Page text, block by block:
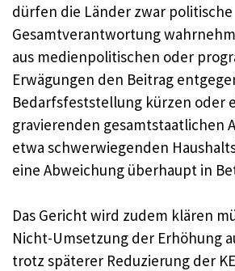
dürfen die Länder zwar politische
Gesamtverantwortung
aus medienpolitischen oder
Erwägungen den Beitrag
Bedarfsfeststellung kürzen oder
gravierenden gesamtstaatlichen
etwa schwerwiegenden
eine Abweichung überhaupt in
Das Gericht wird zudem klären
Nicht-Umsetzung der Erhöhung
trotz späterer Reduzierung der